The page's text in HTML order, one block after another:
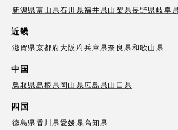
新潟県富山県石川県福井県山梨県長野県岐阜
近畿
滋賀県京都府大阪府兵庫県奈良県和歌山県
中国
鳥取県島根県岡山県広島県山口県
四国
徳島県香川県愛媛県高知県